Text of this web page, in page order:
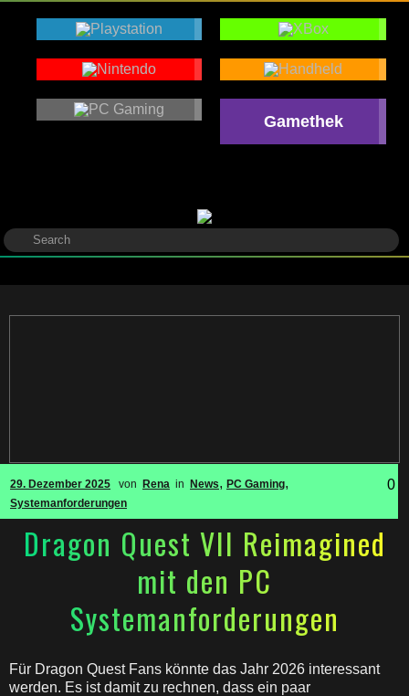
Gamethek
29. Dezember 2025 von Rena in News, PC Gaming,
Systemanforderungen
0
Dragon Quest VII Reimagined
mit den PC
Systemanforderungen
Für Dragon Quest Fans könnte das Jahr 2026 interessant
werden. Es ist damit zu rechnen, dass ein paar